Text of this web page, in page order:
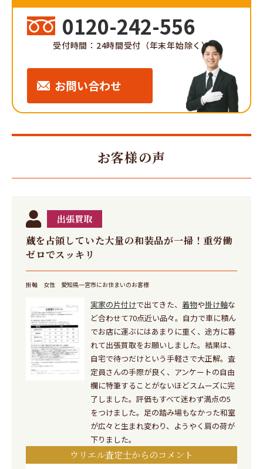
0120-242-556
受付時間：24時間受付（年末年始除く）
お問い合わせ
お客様の声
蔵を占領していた大量の和装品が一掃！重労働
ゼロでスッキリ
出張買取
掛軸 女性 愛知県一宮市にお住まいのお客様
実家の片付けで出てきた、 着物や掛け軸な
ど合わせて70点近い品々。自力で車に積ん
でお店に運ぶにはあまりに重く、途方に暮
れて出張買取をお願いしました。結果は、
自宅で待つだけという手軽さで大正解。査
定員さんの手際が良く、アンケートの自由
欄に特筆することがないほどスムーズに完
了しました。評価もすべて迷わず満点の5
をつけました。足の踏み場もなかった和室
が広々と生まれ変わり、ようやく肩の荷が
下りました。
ウリエル査定士からのコメント